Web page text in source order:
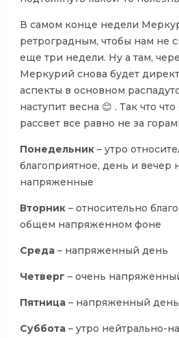
В самом конце недели
ретроградным, чтобы нам не
еще три недели. Ну а там,
Меркурий снова будет
аспекты в основном
наступит весна 😊 . Так что
рассвет все равно не за
Понедельник – утро
благоприятное, день и вечер
напряженные
Вторник – относительно
общем напряженном фоне
Среда – напряженный день
Четверг – очень
Пятница – напряженный день
Суббота – утро нейтрально-